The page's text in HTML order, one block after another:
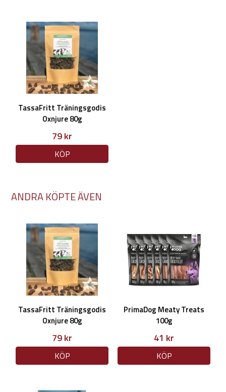
TassaFritt Träningsgodis
Oxnjure 80g
79 kr
KÖP
ANDRA KÖPTE ÄVEN
TassaFritt Träningsgodis
Oxnjure 80g
79 kr
KÖP
PrimaDog Meaty Treats
100g
41 kr
KÖP